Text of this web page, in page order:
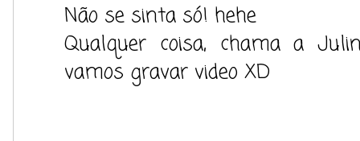
Não se sinta só! hehe
Qualquer coisa, chama a
vamos gravar video XD